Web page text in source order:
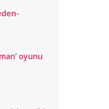
oyunu